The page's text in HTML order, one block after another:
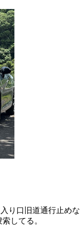
り口旧道通行止めな
してる。